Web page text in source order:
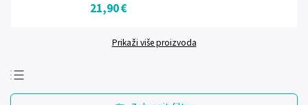
21,90 €
Prikaži više proizvoda
Najprodavanije